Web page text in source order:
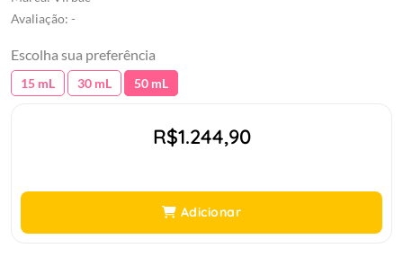
Avaliação: -
Escolha sua preferência
15 mL 30 mL 50 mL
R$1.244,90
Adicionar